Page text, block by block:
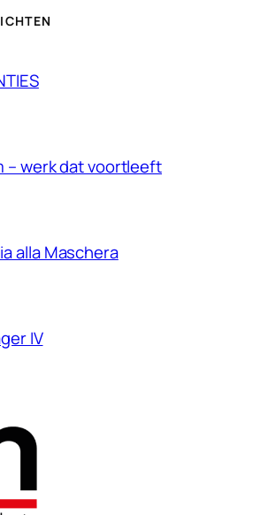
– werk dat voortleeft
alla Maschera
IV